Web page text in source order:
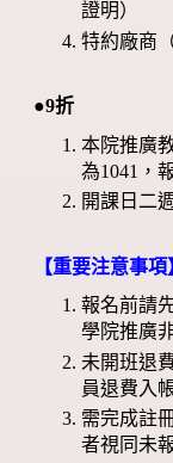
證明）
特約廠商
●9折
本院推廣
為1041，
開課日二
【重要注意事項
報名前請
學院推廣
未開班退
員退費入
需完成註
者視同未